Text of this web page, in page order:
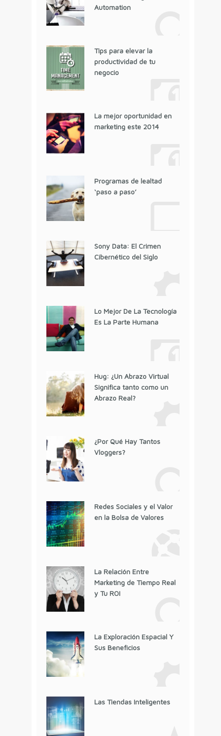
Automation
Tips para elevar la
productividad de tu
negocio
La mejor oportunidad en
marketing este 2014
Programas de lealtad
‘paso a paso’
Sony Data: El Crimen
Cibernético del Siglo
Lo Mejor De La Tecnología
Es La Parte Humana
Hug: ¿Un Abrazo Virtual
Significa tanto como un
Abrazo Real?
¿Por Qué Hay Tantos
Vloggers?
Redes Sociales y el Valor
en la Bolsa de Valores
La Relación Entre
Marketing de Tiempo Real
y Tu ROI
La Exploración Espacial Y
Sus Beneficios
Las Tiendas Inteligentes